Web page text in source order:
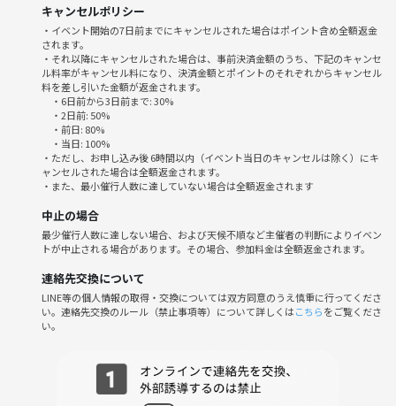
✔︎運動をしたい
✔︎皇居ランがはじめての方🔰
✔︎ランニング初心者の方
✔︎運動したいけどキッカケがなくて…
✔︎1人だとなかなか運動が続かない😣
✔︎忙しい毎日にちょっとしたリフレッシュ時間がほしい
✔︎夜の時間を楽しく使いたい♪
✔︎運動仲間とゆるく繋がりたい方
2名で主催をしています。
あまり体力に自信がない方
始めての方にも安心してご参加いただけます😊
終了後、お時間のある方は
ランステ近くのお店でご飯を食べに行きたいと思います🍽️
→当日希望を伺います。
◯1500〜2000円ほどの予定
キャンセルポリシー
・イベント開始の7日前までにキャンセルされた場合はポイント含め全額返金
されます。
・それ以降にキャンセルされた場合は、事前決済金額のうち、下記のキャンセ
ル料率がキャンセル料になり、決済金額とポイントのそれぞれからキャンセル
料を差し引いた金額が返金されます。
・6日前から3日前まで: 30%
・2日前: 50%
・前日: 80%
・当日: 100%
・ただし、お申し込み後 6時間以内（イベント当日のキャンセルは除く）にキ
ャンセルされた場合は全額返金されます。
・また、最小催行人数に達していない場合は全額返金されます
中止の場合
最少催行人数に達しない場合、および天候不順など主催者の判断によりイベン
トが中止される場合があります。その場合、参加料金は全額返金されます。
連絡先交換について
LINE等の個人情報の取得・交換については双方同意のうえ慎重に行ってくださ
い。連絡先交換のルール（禁止事項等）について詳しくはこちらをご覧くださ
い。